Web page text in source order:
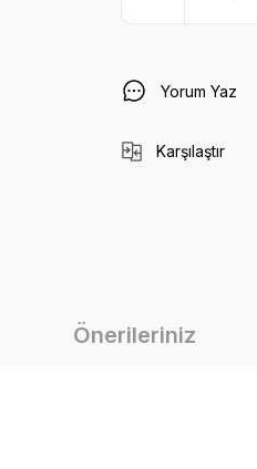
Yorum Yaz
Karşılaştır
Önerileriniz